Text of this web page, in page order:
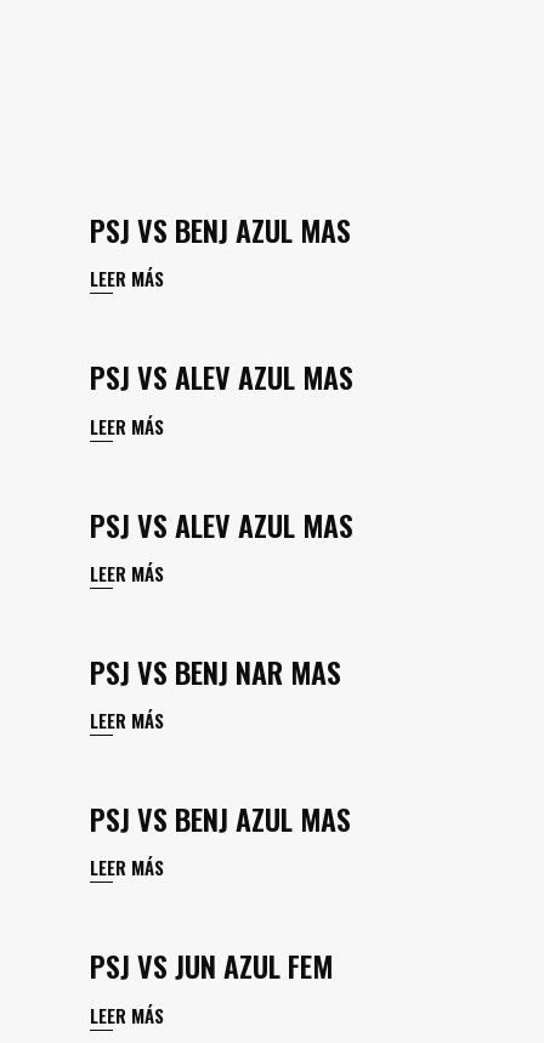
PSJ VS BENJ AZUL MAS
LEER MÁS
PSJ VS ALEV AZUL MAS
LEER MÁS
PSJ VS ALEV AZUL MAS
LEER MÁS
PSJ VS BENJ NAR MAS
LEER MÁS
PSJ VS BENJ AZUL MAS
LEER MÁS
PSJ VS JUN AZUL FEM
LEER MÁS